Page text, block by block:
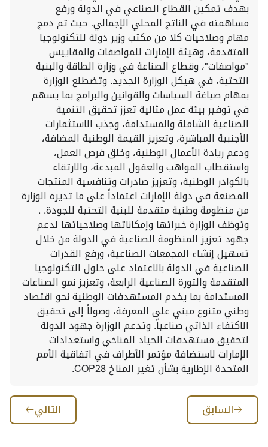
بهدف تمكين القطاع الصناعي في الدولة ورفع
مساهمته في الناتج المحلي الإجمالي. حيث تم دمج
مهام وصلاحيات كلا من مكتب وزير دولة للتكنولوجيا
المتقدمة، وهيئة الإمارات للمواصفات والمقاييس
"مواصفات"، وقطاع الصناعة في وزارة الطاقة والبنية
التحتية، في هيكل الوزارة الجديد. وتضطلع الوزارة
بمهام صياغة السياسات والقوانين والبرامج بما يسهم
في توفير بيئة عمل مثالية تعزز تحقيق التنمية
الصناعية الشاملة والمستدامة، وجذب الاستثمارات
الأجنبية المباشرة، وتعزيز القيمة الوطنية المضافة،
ودعم ريادة الأعمال الوطنية، وخلق فرص العمل،
واستقطاب المواهب والعقول المبدعة، والارتقاء
بالكوادر الوطنية، وتعزيز صادرات وتنافسية المنتجات
المصنعة في دولة الإمارات اعتماداً على ما تديره الوزارة
من منظومة وطنية متقدمة للبنية التحتية للجودة. .
وتوظف الوزارة خبراتها وإمكاناتها وصلاحياتها لدعم
جهود تعزيز المنظومة الصناعية في الدولة من خلال
تسهيل إنشاء المجمعات الصناعية، ورفع القدرات
الصناعية في الدولة بالاعتماد على حلول التكنولوجيا
المتقدمة والثورة الصناعية الرابعة، وتعزيز نمو الصناعات
المستدامة بما يخدم المستهدفات الوطنية نحو اقتصاد
وطني متنوع مبني على المعرفة، وصولاً إلى تحقيق
الاكتفاء الذاتي صناعياً. وتدعم الوزارة جهود الدولة
لتحقيق مستهدفات الحياد المناخي واستعدادات
الإمارات لاستضافة مؤتمر الأطراف في اتفاقية الأمم
المتحدة الإطارية بشأن تغير المناخ COP28.
السابق التالي